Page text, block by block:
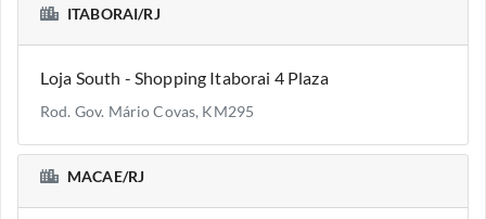
ITABORAI/RJ
Loja South - Shopping Itaborai 4 Plaza
Rod. Gov. Mário Covas, KM295
MACAE/RJ